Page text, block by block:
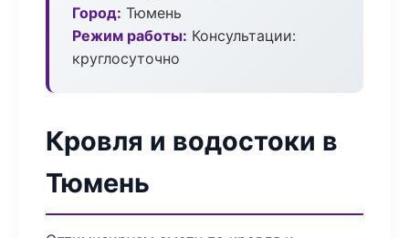
Город: Тюмень
Режим работы: Консультации:
круглосуточно
Кровля и водостоки в
Тюмень